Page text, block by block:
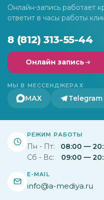
Онлайн-запись работает
ответит в часы работы
8 (812) 313-55-44
Онлайн запись
МЫ В МЕССЕНДЖЕРАХ
МАХ Telegram
РЕЖИМ РАБОТЫ
Пн - Пт:
08:00 —
Сб - Вс:
09:00 —
E-MAIL
info@a-mediya.ru